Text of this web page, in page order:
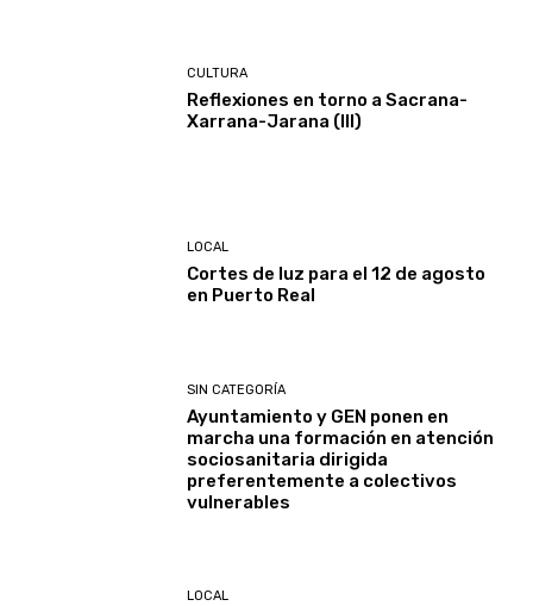
CULTURA
Reflexiones en torno a Sacrana-
Xarrana-Jarana (III)
LOCAL
Cortes de luz para el 12 de agosto
en Puerto Real
SIN CATEGORÍA
Ayuntamiento y GEN ponen en
marcha una formación en atención
sociosanitaria dirigida
preferentemente a colectivos
vulnerables
LOCAL